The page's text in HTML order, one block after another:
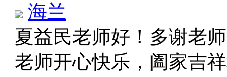
海兰
夏益民老师好！多谢老
老师开心快乐，阖家吉